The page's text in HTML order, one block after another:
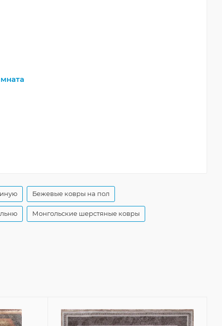
Бежевые ковры на пол
Монгольские шерстяные ковры